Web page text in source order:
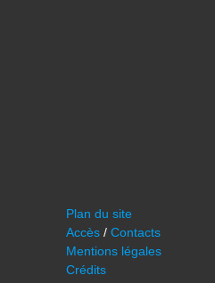
Plan du site
Accès / Contacts
Mentions légales
Crédits